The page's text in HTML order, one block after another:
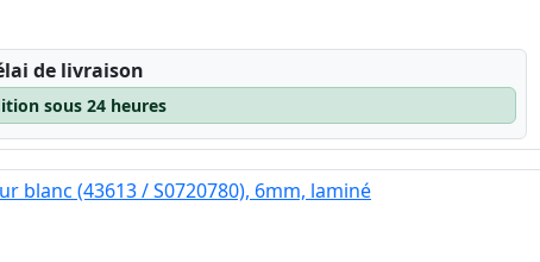
de livraison
sous 24 heures
blanc (43613 / S0720780), 6mm, laminé